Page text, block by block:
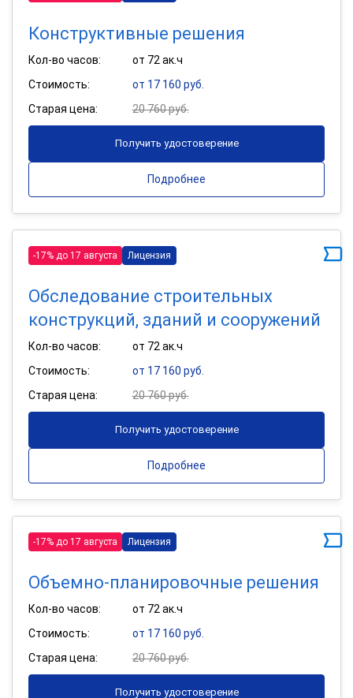
Конструктивные решения
Кол-во часов:
от 72 ак.ч
Стоимость:
от 17 160 руб.
Старая цена:
20 760 руб.
Получить удостоверение
Подробнее
-17% до 17 августа Лицензия
Обследование строительных
конструкций, зданий и сооружений
Кол-во часов:
от 72 ак.ч
Стоимость:
от 17 160 руб.
Старая цена:
20 760 руб.
Получить удостоверение
Подробнее
-17% до 17 августа Лицензия
Объемно-планировочные решения
Кол-во часов:
от 72 ак.ч
Стоимость:
от 17 160 руб.
Старая цена:
20 760 руб.
Получить удостоверение